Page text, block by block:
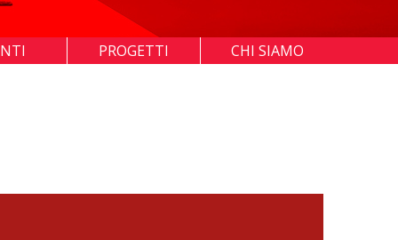
PROGETTI CHI SIAMO